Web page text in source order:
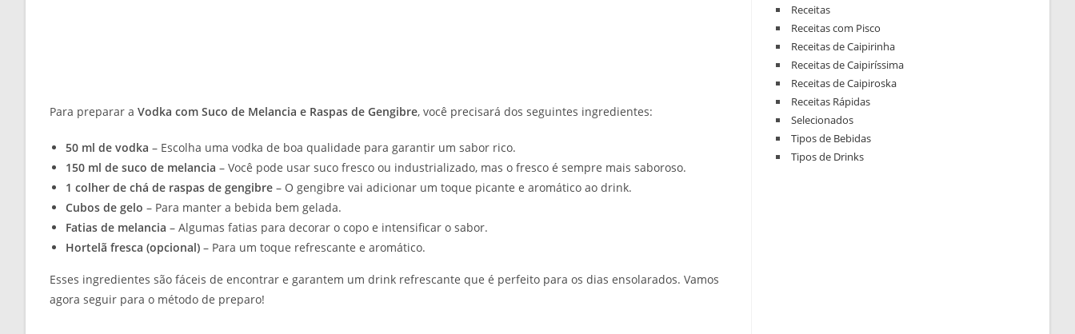
Para preparar a Vodka com Suco de Melancia e Raspas de Gengibre, você precisará dos seguintes ingredientes:
50 ml de vodka – Escolha uma vodka de boa qualidade para garantir um sabor rico.
150 ml de suco de melancia – Você pode usar suco fresco ou industrializado, mas o fresco é sempre mais saboroso.
1 colher de chá de raspas de gengibre – O gengibre vai adicionar um toque picante e aromático ao drink.
Cubos de gelo – Para manter a bebida bem gelada.
Fatias de melancia – Algumas fatias para decorar o copo e intensificar o sabor.
Hortelã fresca (opcional) – Para um toque refrescante e aromático.
Esses ingredientes são fáceis de encontrar e garantem um drink refrescante que é perfeito para os dias ensolarados. Vamos
agora seguir para o método de preparo!
Receitas
Receitas com Pisco
Receitas de Caipirinha
Receitas de Caipiríssima
Receitas de Caipiroska
Receitas Rápidas
Selecionados
Tipos de Bebidas
Tipos de Drinks